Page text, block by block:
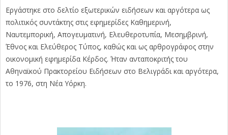
Εργάστηκε στο δελτίο εξωτερικών ειδήσεων και αργότερα ως
πολιτικός συντάκτης στις εφημερίδες Καθημερινή,
Ναυτεμπορική, Απογευματινή, Ελευθεροτυπία, Μεσημβρινή,
Έθνος και Ελεύθερος Τύπος, καθώς και ως αρθρογράφος στην
οικονομική εφημερίδα Κέρδος. Ήταν ανταποκριτής του
Αθηναϊκού Πρακτορείου Ειδήσεων στο Βελιγράδι και αργότερα,
το 1976, στη Νέα Υόρκη.